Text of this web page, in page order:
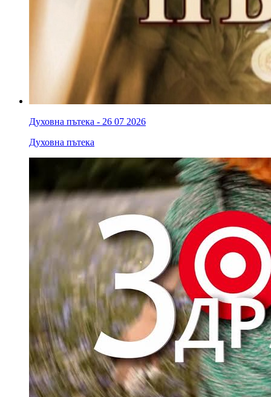
Духовна пътека - 26 07 2026
Духовна пътека